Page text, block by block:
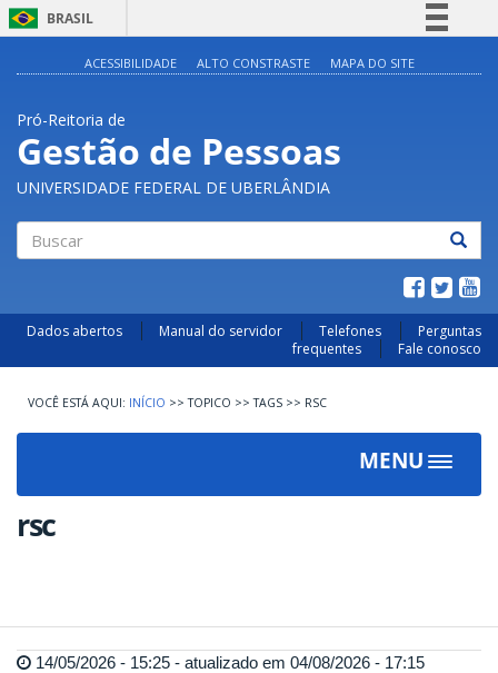
BRASIL
Acesso à informação
Legislação
Canais
ACESSIBILIDADE ALTO CONSTRASTE MAPA DO SITE
Pró-Reitoria de
Gestão de Pessoas
UNIVERSIDADE FEDERAL DE UBERLÂNDIA
Dados abertos Manual do servidor Telefones
Perguntas
frequentes
Fale conosco
INÍCIO >> TOPICO >> TAGS >> RSC
MENU
Toggle
rsc
14/05/2026 - 15:25 - atualizado em 04/08/2026 - 17:15